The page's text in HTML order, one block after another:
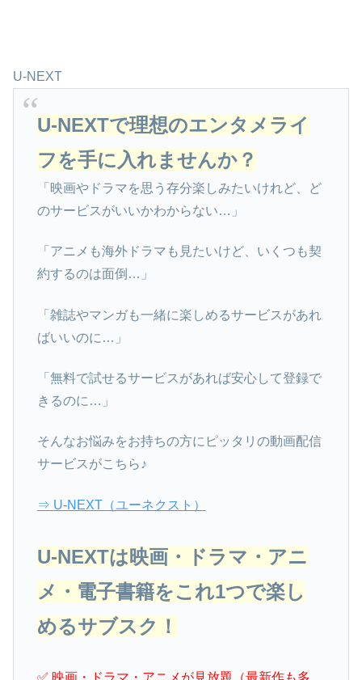
U-NEXT
U-NEXTで理想のエンタメライ
フを手に入れませんか？
「映画やドラマを思う存分楽しみたいけれど、ど
のサービスがいいかわからない…」
「アニメも海外ドラマも見たいけど、いくつも契
約するのは面倒…」
「雑誌やマンガも一緒に楽しめるサービスがあれ
ばいいのに…」
「無料で試せるサービスがあれば安心して登録で
きるのに…」
そんなお悩みをお持ちの方にピッタリの動画配信
サービスがこちら♪
⇒ U-NEXT（ユーネクスト）
U-NEXTは映画・ドラマ・アニ
メ・電子書籍をこれ1つで楽し
めるサブスク！
✅ 映画・ドラマ・アニメが見放題（最新作も多